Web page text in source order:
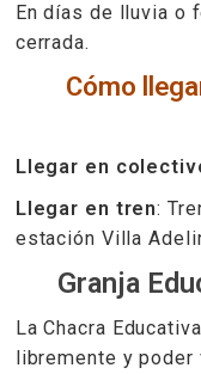
En días de lluvia o
cerrada.
Cómo
Llegar en
Llegar en tren:
estación Villa
Granja
La Chacra
libremente y